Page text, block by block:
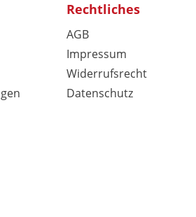
Rechtliches
AGB
Impressum
Widerrufsrecht
Datenschutz